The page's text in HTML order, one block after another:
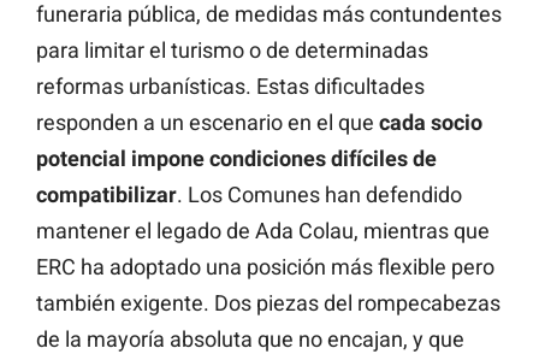
funeraria pública, de medidas más contundentes
para limitar el turismo o de determinadas
reformas urbanísticas. Estas dificultades
responden a un escenario en el que cada socio
potencial impone condiciones difíciles de
compatibilizar. Los Comunes han defendido
mantener el legado de Ada Colau, mientras que
ERC ha adoptado una posición más flexible pero
también exigente. Dos piezas del rompecabezas
de la mayoría absoluta que no encajan, y que